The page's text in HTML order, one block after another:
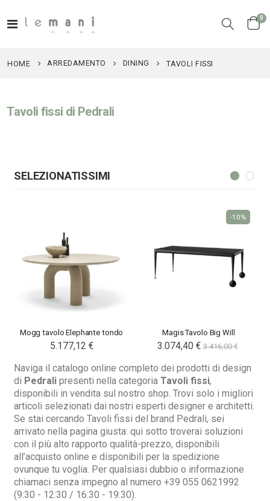
Toggle
Cart
0
HOME ARREDAMENTO DINING TAVOLI FISSI
Tavoli fissi di Pedrali
SELEZIONATISSIMI
Mogg tavolo Elephante tondo
5.177,12 €
Magis Tavolo Big Will
3.074,40 € 3.416,00 €
-10%
Naviga il catalogo online completo dei prodotti di design
di Pedrali presenti nella categoriaTavoli fissi,
disponibili in vendita sul nostro shop. Trovi solo i migliori
articoli selezionati dai nostri esperti designer e architetti.
Se stai cercando Tavoli fissi del brand Pedrali, sei
arrivato nella pagina giusta: qui sotto troverai soluzioni
con il più alto rapporto qualità-prezzo, disponibili
all’acquisto online e disponibili per la spedizione
ovunque tu voglia. Per qualsiasi dubbio o informazione
chiamaci senza impegno al numero +39 055 0621992
(9:30 - 12:30 / 16:30 - 19:30).
201,65 €
246,00 €
201,65 €
246,00 € -18%